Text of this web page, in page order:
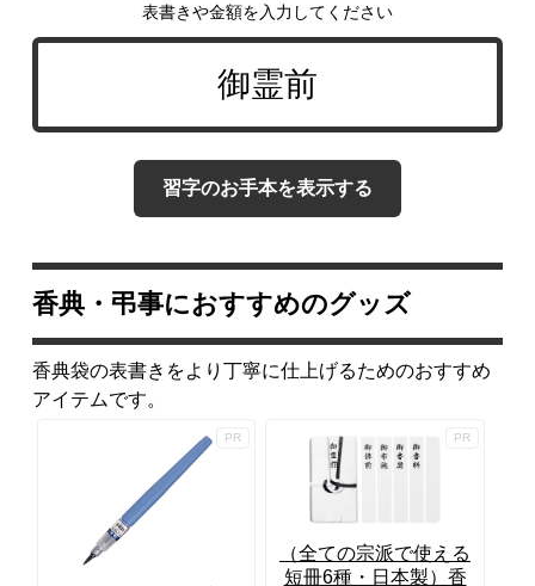
表書きや金額を入力してください
習字のお手本を表示する
香典・弔事におすすめのグッズ
香典袋の表書きをより丁寧に仕上げるためのおすすめ
アイテムです。
（全ての宗派で使える
短冊6種・日本製）香